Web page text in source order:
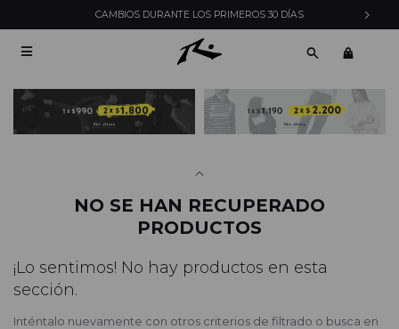
CAMBIOS DURANTE LOS PRIMEROS 30 DÍAS

NO SE HAN RECUPERADO
PRODUCTOS
¡Lo sentimos! No hay productos en esta
sección.
Inténtalo nuevamente con otros criterios de filtrado o busca en